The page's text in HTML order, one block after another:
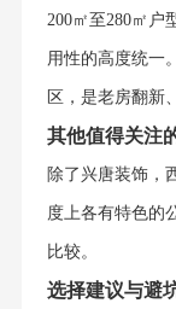
200㎡至280㎡户
用性的高度统一
区，是老房翻新
其他值得关注
除了兴唐装饰，
度上各有特色的
比较。
选择建议与避